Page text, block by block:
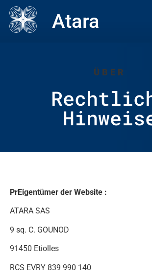
Atara
ÜBER
PrEigentümer der Website :
ATARA SAS
9 sq. C. GOUNOD
91450 Etiolles
RCS EVRY 839 990 140